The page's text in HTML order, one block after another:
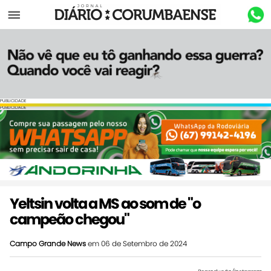
Menu
PUBLICIDADE
PUBLICIDADE
Yeltsin volta a MS ao som de "o
campeão chegou"
Campo Grande Newsem 06 de Setembro de 2024